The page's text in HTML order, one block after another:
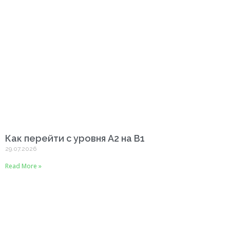
Как перейти с уровня A2 на B1
29.07.2026
Read More »